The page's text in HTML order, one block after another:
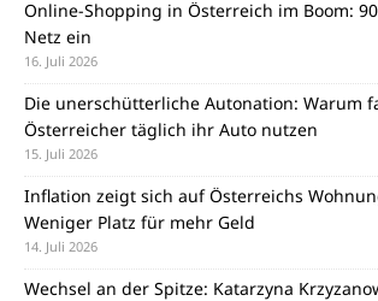
Online-Shopping in Österreich im Boom:
Netz ein
16. Juli 2026
Die unerschütterliche Autonation: Warum
Österreicher täglich ihr Auto nutzen
15. Juli 2026
Inflation zeigt sich auf Österreichs
Weniger Platz für mehr Geld
14. Juli 2026
Wechsel an der Spitze: Katarzyna